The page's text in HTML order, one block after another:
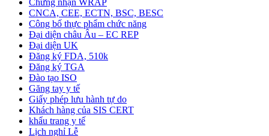
Chứng nhận WRAP
CNCA, CEE, ECTN, BSC, BESC
Công bố thực phẩm chức năng
Đại diện châu Âu – EC REP
Đại diện UK
Đăng ký FDA, 510k
Đăng ký TGA
Đào tạo ISO
Găng tay y tế
Giấy phép lưu hành tự do
Khách hàng của SIS CERT
khẩu trang y tế
Lịch nghỉ Lễ